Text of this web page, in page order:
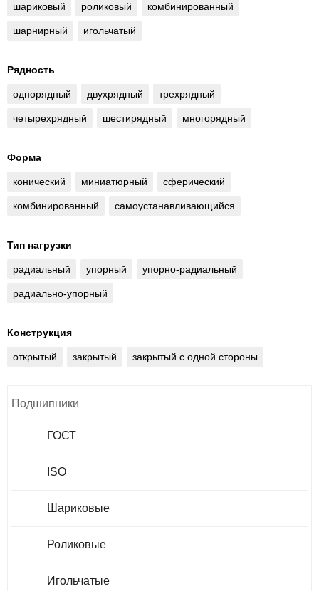
шариковый роликовый комбинированный
шарнирный игольчатый
Рядность
однорядный двухрядный трехрядный
четырехрядный шестирядный многорядный
Форма
конический миниатюрный сферический
комбинированный самоустанавливающийся
Тип нагрузки
радиальный упорный упорно-радиальный
радиально-упорный
Конструкция
открытый закрытый закрытый с одной стороны
Подшипники
ГОСТ
ISO
Шариковые
Роликовые
Игольчатые